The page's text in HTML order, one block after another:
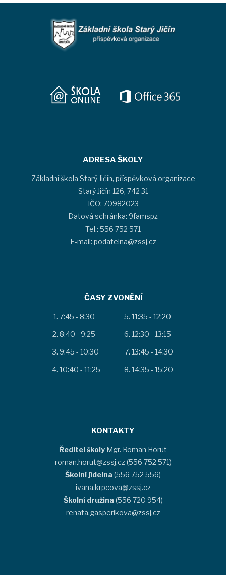
ADRESA ŠKOLY
Základní škola Starý Jičín, příspěvková organizace
Starý Jičín 126, 742 31
IČO: 70982023
Datová schránka: 9famspz
Tel.: 556 752 571
E-mail: podatelna@zssj.cz
ČASY ZVONĚNÍ
7:45 - 8:30
8:40 - 9:25
9:45 - 10:30
10:40 - 11:25
11:35 - 12:20
12:30 - 13:15
13:45 - 14:30
14:35 - 15:20
KONTAKTY
Ředitel školy Mgr. Roman Horut
roman.horut@zssj.cz (556 752 571)
Školní jídelna (556 752 556)
ivana.krpcova@zssj.cz
Školní družina (556 720 954)
renata.gasperikova@zssj.cz